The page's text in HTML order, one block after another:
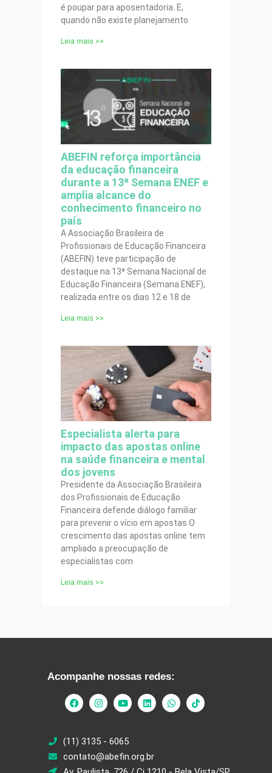
é poupar para aposentadoria. E,
quando não existe planejamento
Leia mais >>
ABEFIN reforça importância
da educação financeira
durante a 13ª Semana ENEF e
amplia alcance do
conhecimento financeiro no
país
A Associação Brasileira de
Profissionais de Educação Financeira
(ABEFIN) teve participação de
destaque na 13ª Semana Nacional de
Educação Financeira (Semana ENEF),
realizada entre os dias 12 e 18 de
Leia mais >>
Especialista alerta para
impacto das apostas online
na saúde financeira e mental
dos jovens
Presidente da Associação Brasileira
dos Profissionais de Educação
Financeira defende diálogo familiar
para prevenir o vício em apostas O
crescimento das apostas online tem
ampliado a preocupação de
especialistas com
Leia mais >>
Acompanhe nossas redes:
(11) 3135 - 6065
contato@abefin.org.br